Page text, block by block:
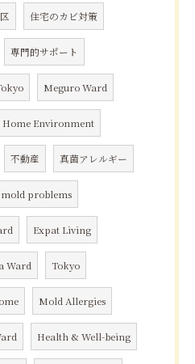
住宅のカビ対策
専門的サポート
Meguro Ward
Home Environment
不動産 真菌アレルギー
mold problems
Expat Living
Ward Tokyo
Mold Allergies
Health & Well-being